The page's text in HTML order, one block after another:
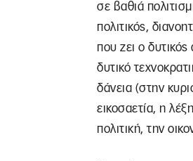
σε βαθιά
πολιτικός,
που ζει ο
δυτικό
δάνεια (στην
εικοσαετία, η
πολιτική, την